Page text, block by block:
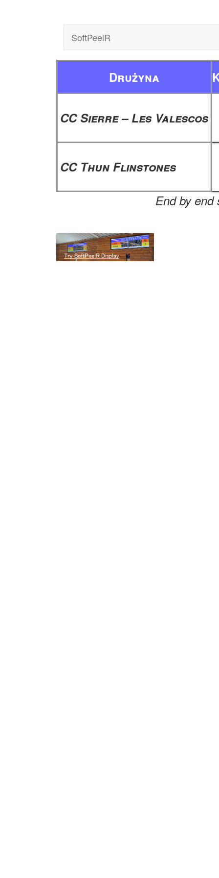
SoftPeelR
Drużyna
CC Sierre – Les Valescos
CC Thun Flinstones
End by end